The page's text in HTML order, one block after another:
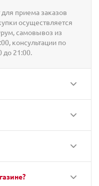
приема заказов
осуществляется
самовывоз из
консультации по
до 21:00.